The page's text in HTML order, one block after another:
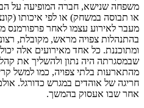
משפחה שנישא, חברה המופיעה על
או תבוסה במשחק) או לפי איכותו
מעבר לאירוע עצמו לאחר פרפורמנס
בהתנהלות צפויה מראש, מקובלת,
ומתוכננת. כל אחד מאירועים אלה
שבמסגרתה היה נתון ולהשליך את
מהתארעות בלתי צפויה, כמו למשל
חריגה של אוהדים במגרש כדורגל.
אחר שבו אעסוק בהמשך.